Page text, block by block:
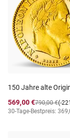
150 Jahre alte
569,00 €
(-
790,00 €
30-Tage-Bestpreis: